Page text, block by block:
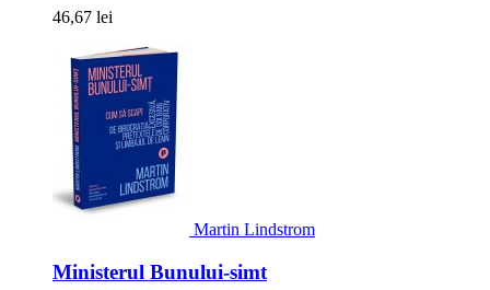
46,67 lei
Martin Lindstrom
Ministerul Bunului-simt